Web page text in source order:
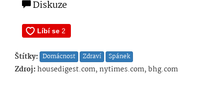
Diskuze
Štítky: Domácnost Zdraví Spánek
Zdroj:housedigest.com, nytimes.com, bhg.com